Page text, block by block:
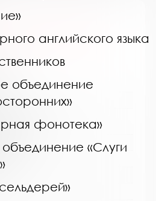
английского языка
объединение
фонотека»
«Слуги
журнал
ЦБС